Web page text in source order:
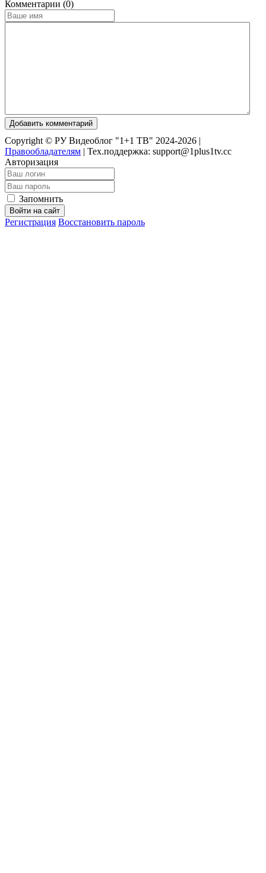
Комментарии (0)
Добавить комментарий
Copyright © РУ Видеоблог "1+1 ТВ" 2024-2026 |
Правообладателям | Тех.поддержка: support@1plus1tv.cc
Авторизация
Запомнить
Войти на сайт
Регистрация Восстановить пароль